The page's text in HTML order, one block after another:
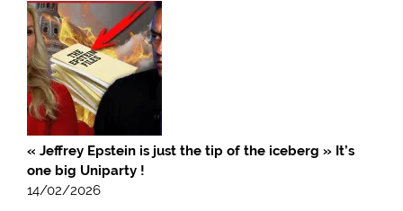
« Jeffrey Epstein is just the tip of the iceberg » It’s
one big Uniparty !
14/02/2026